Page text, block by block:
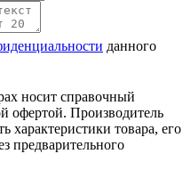
данного
носит справочный
офертой. Производитель
характеристики товара, его
предварительного